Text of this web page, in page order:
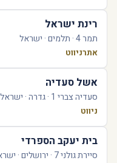
רינת ישראל
תמר 4 · תלמים · ישראל
אתרניווט
אשל סעדיה
סעדיה צברי 1 · גדרה · ישראל
ניווט
בית יעקב הספרדי
סיירת גולני 7 · ירושלים · ישראל